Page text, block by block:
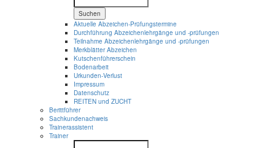
Suchen
Aktuelle Abzeichen-Prüfungstermine
Durchführung Abzeichenlehrgänge und -prüfungen
Teilnahme Abzeichenlehrgänge und -prüfungen
Merkblätter Abzeichen
Kutschenführerschein
Bodenarbeit
Urkunden-Verlust
Impressum
Datenschutz
REITEN und ZUCHT
Berittführer
Sachkundenachweis
Trainerassistent
Trainer